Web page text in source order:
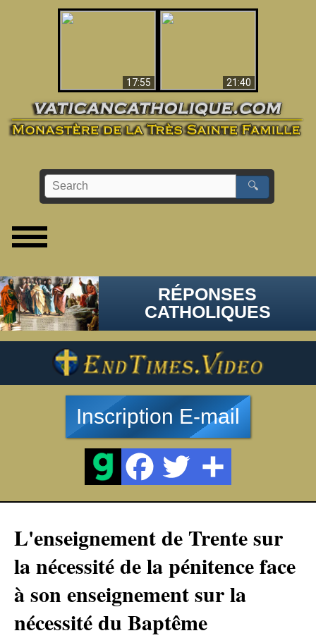
17:55
21:40
🔍
RÉPONSES
CATHOLIQUES
Inscription E-mail
L'enseignement de Trente sur
la nécessité de la pénitence face
à son enseignement sur la
nécessité du Baptême